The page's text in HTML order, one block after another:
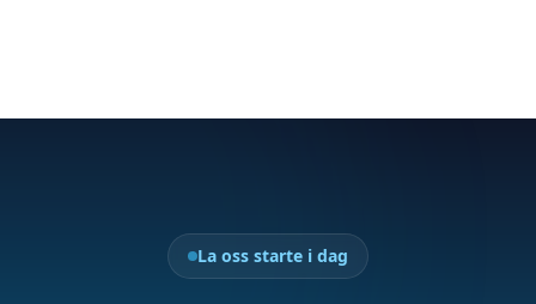
La oss starte i dag